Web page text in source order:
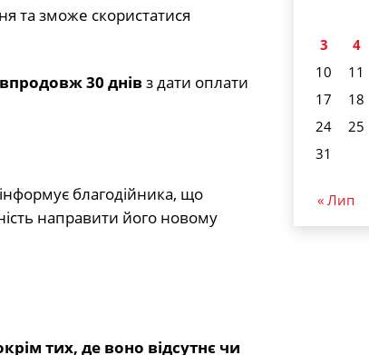
та зможе скористатися
30 днівз дати оплати
благодійника, що
направити його новому
тих, де воно відсутнє чи
3
4
10
11
17
18
24
25
31
« Лип